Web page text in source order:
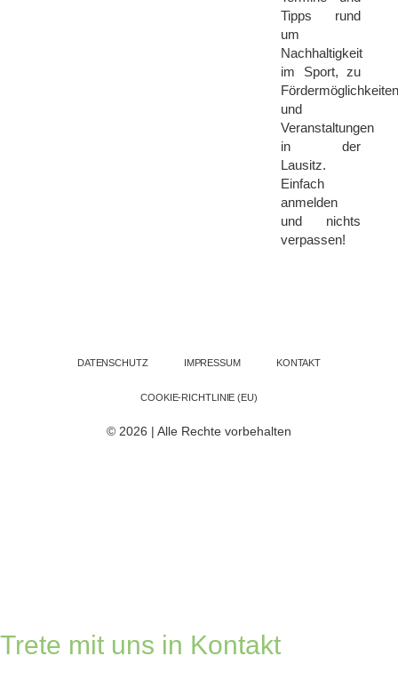
Tipps rund
um
Nachhaltigkeit
im Sport, zu
und
Veranstaltungen
in der
Lausitz.
Einfach
anmelden
und nichts
verpassen!
DATENSCHUTZ IMPRESSUM KONTAKT
COOKIE-RICHTLINIE (EU)
© 2026 | Alle Rechte vorbehalten
Trete mit uns in Kontakt